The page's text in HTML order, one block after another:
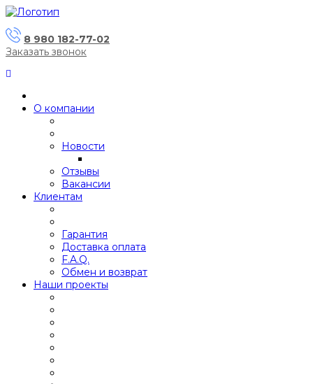
8 980 182-77-02
Заказать звонок
О компании
Новости
Отзывы
Вакансии
Клиентам
Гарантия
Доставка оплата
F.A.Q.
Обмен и возврат
Наши проекты